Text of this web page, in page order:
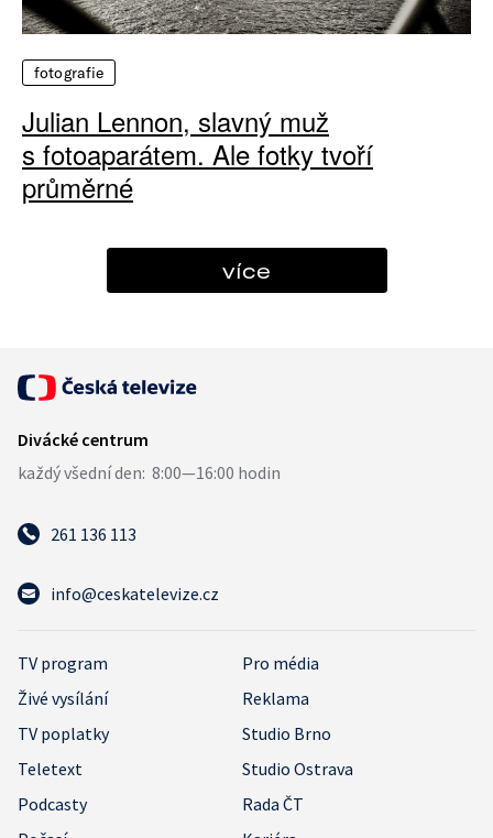
fotografie
Julian Lennon, slavný muž
s fotoaparátem. Ale fotky tvoří
průměrné
více
261 136 113
info@ceskatelevize.cz
TV program
Pro média
Živé vysílání
Reklama
TV poplatky
Studio Brno
Teletext
Studio Ostrava
Podcasty
Rada ČT